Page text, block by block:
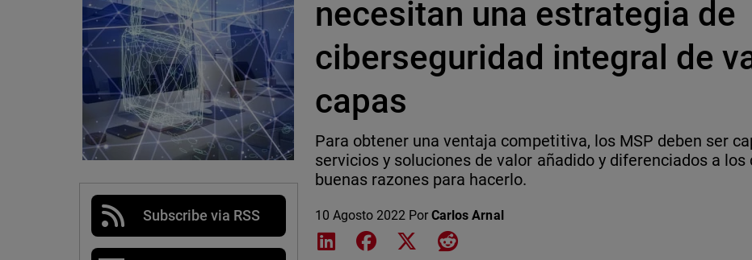
Subscribe via RSS
necesitan una estrategia de
ciberseguridad integral de
capas
Para obtener una ventaja competitiva, los MSP deben ser
servicios y soluciones de valor añadido y diferenciados a los
buenas razones para hacerlo.
10 Agosto 2022 PorCarlos Arnal
Share on LinkedIn
Share on Facebook
Share on XShare on Reddit